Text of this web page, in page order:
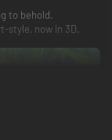
to behold.
style, now in 3D.